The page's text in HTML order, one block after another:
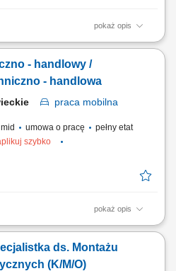
pokaż opis
nowych klientów oraz
do potrzeb klienta,
oraz prowadzenie spotkań
- handlowy /
- handlowa
praca mobilna
umowa o pracę
pełny etat
szybko
pokaż opis
nowych klientów oraz
do potrzeb klienta,
oraz prowadzenie spotkań
ds. Montażu
(K/M/O)